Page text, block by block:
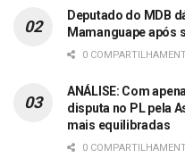
Deputado do MDB
Mamanguape após
0
ANÁLISE: Com
disputa no PL pela
mais equilibradas
0